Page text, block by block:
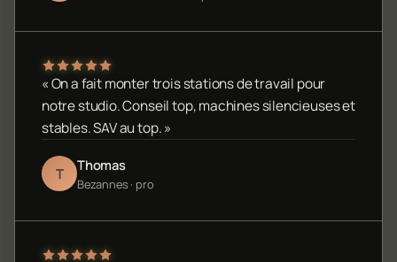
« On a fait monter trois stations de travail pour
notre studio. Conseil top, machines silencieuses et
stables. SAV au top. »
T Thomas
Bezannes · pro